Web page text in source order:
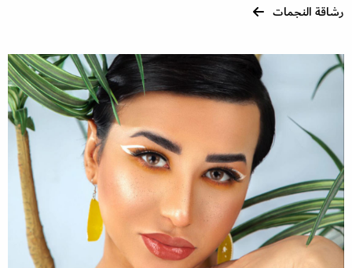
رشاقة النجمات